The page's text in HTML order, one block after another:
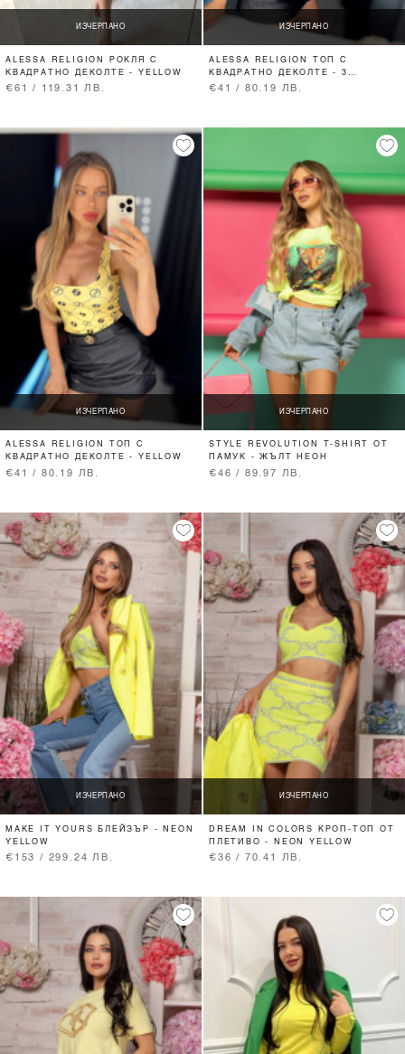
ИЗЧЕРПАНО
ALESSA RELIGION РОКЛЯ С
КВАДРАТНО ДЕКОЛТЕ - YELLOW
€61 / 119.31 ЛВ.
ИЗЧЕРПАНО
ALESSA RELIGION ТОП С
КВАДРАТНО ДЕКОЛТЕ - 3
COLOURS
€41 / 80.19 ЛВ.
ИЗЧЕРПАНО
ALESSA RELIGION ТОП С
КВАДРАТНО ДЕКОЛТЕ - YELLOW
€41 / 80.19 ЛВ.
ИЗЧЕРПАНО
STYLE REVOLUTION T-SHIRT ОТ
ПАМУК - ЖЪЛТ НЕОН
€46 / 89.97 ЛВ.
ИЗЧЕРПАНО
MAKE IT YOURS БЛЕЙЗЪР - NEON
YELLOW
€153 / 299.24 ЛВ.
ИЗЧЕРПАНО
DREAM IN COLORS КРОП-ТОП ОТ
ПЛЕТИВО - NEON YELLOW
€36 / 70.41 ЛВ.